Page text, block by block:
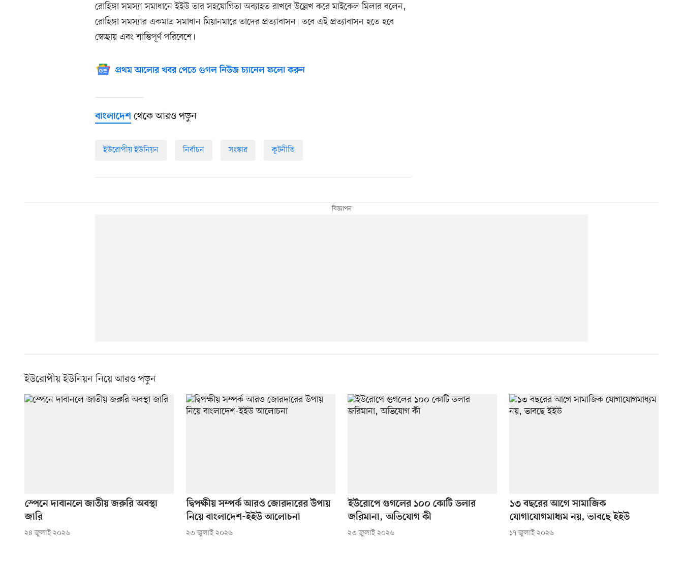
রোহিঙ্গা সমস্যা সমাধানে ইইউ তার সহযোগিতা অব্যাহত রাখবে উল্লেখ করে মাইকেল মিলার বলেন,
রোহিঙ্গা সমস্যার একমাত্র সমাধান মিয়ানমারে তাদের প্রত্যাবাসন। তবে এই প্রত্যাবাসন হতে হবে
স্বেচ্ছায় এবং শান্তিপূর্ণ পরিবেশে।
প্রথম আলোর খবর পেতে গুগল নিউজ চ্যানেল ফলো করুন
বাংলাদেশ থেকে আরও পড়ুন
ইউরোপীয় ইউনিয়ন নির্বাচন সংস্কার কূটনীতি
ইউরোপীয় ইউনিয়ন নিয়ে আরও পড়ুন
স্পেনে দাবানলে জাতীয় জরুরি অবস্থা
জারি
২৪ জুলাই ২০২৬
দ্বিপক্ষীয় সম্পর্ক আরও জোরদারের উপায়
নিয়ে বাংলাদেশ-ইইউ আলোচনা
২৩ জুলাই ২০২৬
ইউরোপে গুগলের ১০০ কোটি ডলার
জরিমানা, অভিযোগ কী
২৩ জুলাই ২০২৬
১৩ বছরের আগে সামাজিক
যোগাযোগমাধ্যম নয়, ভাবছে ইইউ
১৭ জুলাই ২০২৬